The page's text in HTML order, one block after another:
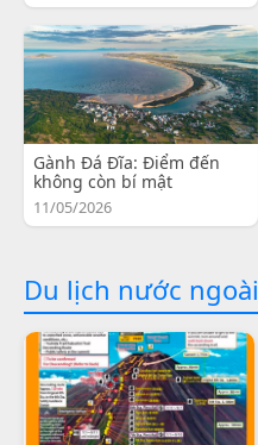
Gành Đá Đĩa: Điểm đến
không còn bí mật
11/05/2026
Du lịch nước ngoài